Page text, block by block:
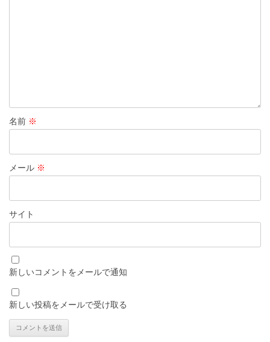
名前 ※
メール ※
サイト
新しいコメントをメールで通知
新しい投稿をメールで受け取る